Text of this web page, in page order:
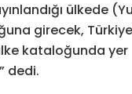
ülkede
girecek,
kataloğunda yer
dedi.